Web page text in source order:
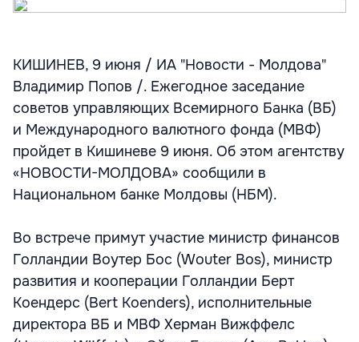
КИШИНЕВ, 9 июня / ИА "Новости - Молдова"
Владимир Попов /. Ежегодное заседание
советов управляющих Всемирного Банка (ВБ)
и Международного валютного фонда (МВФ)
пройдет в Кишиневе 9 июня. Об этом агентству
«НОВОСТИ-МОЛДОВА» сообщили в
Национальном банке Молдовы (НБМ).
Во встрече примут участие министр финансов
Голландии Воутер Бос (Wouter Bos), министр
развития и кооперации Голландии Берт
Коендерс (Bert Koenders), исполнительные
директора ВБ и МВФ Херман Вижффелс